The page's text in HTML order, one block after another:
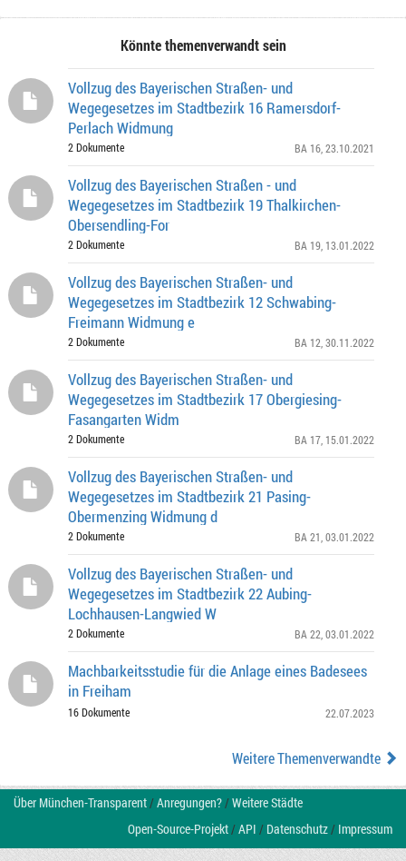
Könnte themenverwandt sein
Vollzug des Bayerischen Straßen- und
Wegegesetzes im Stadtbezirk 16 Ramersdorf-
Perlach Widmung
2 Dokumente BA 16 , 23.10.2021
Vollzug des Bayerischen Straßen - und
Wegegesetzes im Stadtbezirk 19 Thalkirchen-
Obersendling-For
2 Dokumente BA 19 , 13.01.2022
Vollzug des Bayerischen Straßen- und
Wegegesetzes im Stadtbezirk 12 Schwabing-
Freimann Widmung e
2 Dokumente BA 12 , 30.11.2022
Vollzug des Bayerischen Straßen- und
Wegegesetzes im Stadtbezirk 17 Obergiesing-
Fasangarten Widm
2 Dokumente BA 17 , 15.01.2022
Vollzug des Bayerischen Straßen- und
Wegegesetzes im Stadtbezirk 21 Pasing-
Obermenzing Widmung d
2 Dokumente BA 21 , 03.01.2022
Vollzug des Bayerischen Straßen- und
Wegegesetzes im Stadtbezirk 22 Aubing-
Lochhausen-Langwied W
2 Dokumente BA 22 , 03.01.2022
Machbarkeitsstudie für die Anlage eines Badesees
in Freiham
16 Dokumente 22.07.2023
Weitere Themenverwandte
Über München-Transparent/Anregungen?/Weitere Städte
Open-Source-Projekt/API / Datenschutz/ Impressum